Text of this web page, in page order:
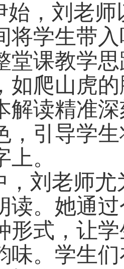
始，刘老
将学生带
堂课教学
如爬山虎
解读精准
，引导学
。
，刘老师
读。她通
形式，让
味。学生